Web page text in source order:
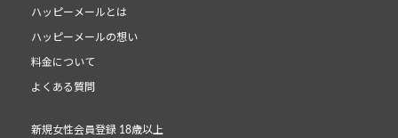
ハッピーメールとは
ハッピーメールの想い
料金について
よくある質問
新規女性会員登録 18歳以上